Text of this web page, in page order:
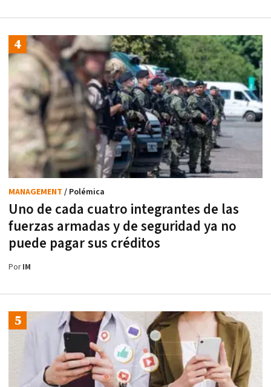
Uno de cada cuatro integrantes de las
fuerzas armadas y de seguridad ya no
puede pagar sus créditos
MANAGEMENT / Polémica
PorIM